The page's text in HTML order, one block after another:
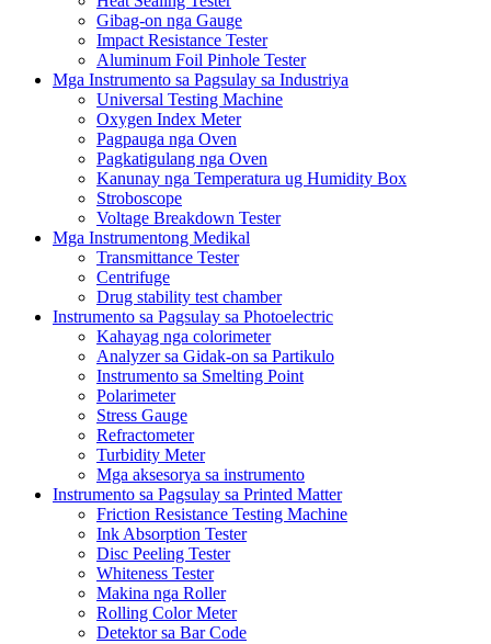
Gibag-on nga Gauge
Impact Resistance Tester
Aluminum Foil Pinhole Tester
Mga Instrumento sa Pagsulay sa Industriya
Universal Testing Machine
Oxygen Index Meter
Pagpauga nga Oven
Pagkatigulang nga Oven
Kanunay nga Temperatura ug Humidity Box
Stroboscope
Voltage Breakdown Tester
Mga Instrumentong Medikal
Transmittance Tester
Centrifuge
Drug stability test chamber
Instrumento sa Pagsulay sa Photoelectric
Kahayag nga colorimeter
Analyzer sa Gidak-on sa Partikulo
Instrumento sa Smelting Point
Polarimeter
Stress Gauge
Refractometer
Turbidity Meter
Mga aksesorya sa instrumento
Instrumento sa Pagsulay sa Printed Matter
Friction Resistance Testing Machine
Ink Absorption Tester
Disc Peeling Tester
Whiteness Tester
Makina nga Roller
Rolling Color Meter
Detektor sa Bar Code